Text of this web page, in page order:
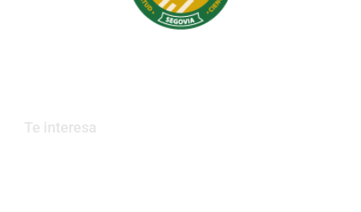
Te interesa